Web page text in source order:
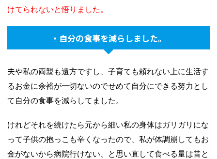
けてられないと悟りました。
・自分の食事を減らしました。
夫や私の両親も遠方ですし、子育ても頼れない上に生活す
るお金に余裕が一切ないのでせめて自分にできる努力とし
て自分の食事を減らしてました。
けれどそれを続けたら元から細い私の身体はガリガリにな
って子供の抱っこも辛くなったので、私が体調崩してもお
金がないから病院行けない、と思い直して食べる量は昔と